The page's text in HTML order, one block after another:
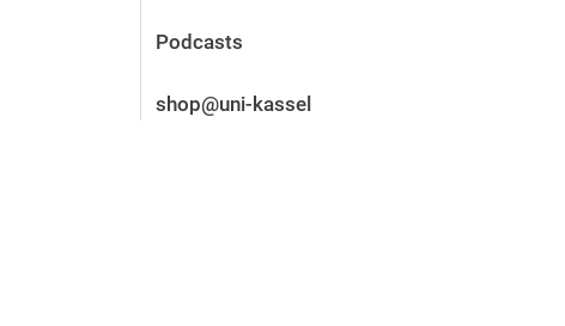
Podcasts
shop@uni-kassel